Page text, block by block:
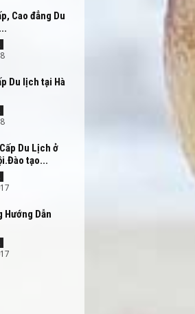
Cao đẳng Du
Du lịch tại Hà
Du Lịch ở
tạo...
Hướng Dẫn